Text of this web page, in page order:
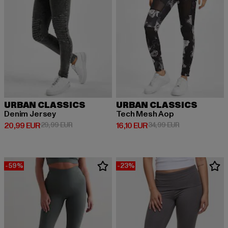
URBAN CLASSICS
Denim Jersey
20,99 EUR
Derzeitiger Preis: 20,99 EUR
29,99 EURAktionspreis: 29,99 EUR
URBAN CLASSICS
Tech Mesh Aop
16,10 EUR
Derzeitiger Preis: 16,10 EUR
34,99 EURAktionspreis:
-59% -23%